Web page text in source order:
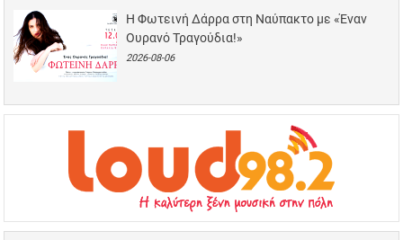
Η Φωτεινή Δάρρα στη Ναύπακτο με «Έναν
Ουρανό Τραγούδια!»
2026-08-06